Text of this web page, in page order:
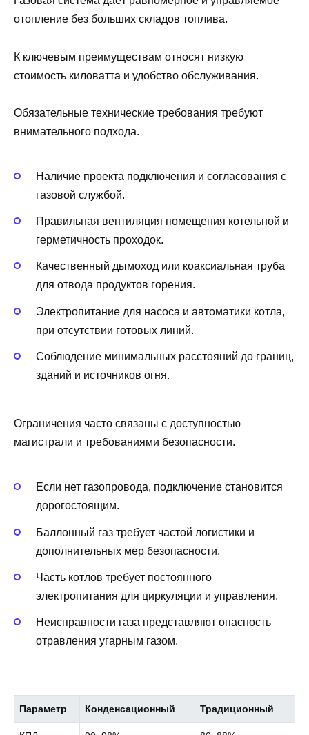
отопление без больших складов топлива.
К ключевым преимуществам относят низкую
стоимость киловатта и удобство обслуживания.
Обязательные технические требования требуют
внимательного подхода.
Наличие проекта подключения и согласования с
газовой службой.
Правильная вентиляция помещения котельной и
герметичность проходок.
Качественный дымоход или коаксиальная труба
для отвода продуктов горения.
Электропитание для насоса и автоматики котла,
при отсутствии готовых линий.
Соблюдение минимальных расстояний до границ,
зданий и источников огня.
Ограничения часто связаны с доступностью
магистрали и требованиями безопасности.
Если нет газопровода, подключение становится
дорогостоящим.
Баллонный газ требует частой логистики и
дополнительных мер безопасности.
Часть котлов требует постоянного
электропитания для циркуляции и управления.
Неисправности газа представляют опасность
отравления угарным газом.
Параметр Конденсационный Традиционный